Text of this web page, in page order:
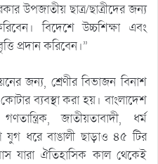
উপজাতীয় ছাত্র/ছাত্রীদের জন্য
বিদেশে উচ্চশিক্ষা এবং
প্রদান করিবেন।”
জন্য, শ্রেণীর বিভাজন বিনাশ
ব্যবস্থা করা হয়। বাংলাদেশ
জাতীয়তাবাদী, ধর্ম
যুগ ধরে বাঙালী ছাড়াও ৪৫ টির
যারা ঐতিহাসিক কাল থেকেই